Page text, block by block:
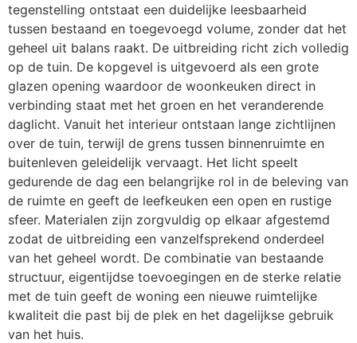
tegenstelling ontstaat een duidelijke leesbaarheid
tussen bestaand en toegevoegd volume, zonder dat het
geheel uit balans raakt. De uitbreiding richt zich volledig
op de tuin. De kopgevel is uitgevoerd als een grote
glazen opening waardoor de woonkeuken direct in
verbinding staat met het groen en het veranderende
daglicht. Vanuit het interieur ontstaan lange zichtlijnen
over de tuin, terwijl de grens tussen binnenruimte en
buitenleven geleidelijk vervaagt. Het licht speelt
gedurende de dag een belangrijke rol in de beleving van
de ruimte en geeft de leefkeuken een open en rustige
sfeer. Materialen zijn zorgvuldig op elkaar afgestemd
zodat de uitbreiding een vanzelfsprekend onderdeel
van het geheel wordt. De combinatie van bestaande
structuur, eigentijdse toevoegingen en de sterke relatie
met de tuin geeft de woning een nieuwe ruimtelijke
kwaliteit die past bij de plek en het dagelijkse gebruik
van het huis.